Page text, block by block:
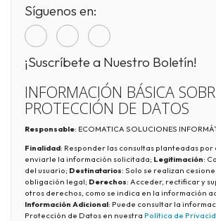
Síguenos en:
¡Suscríbete a Nuestro Boletín!
INFORMACIÓN BÁSICA
PROTECCIÓN DE DATOS
Responsable: ECOMATICA SOLUCIONES
Finalidad: Responder las consultas planteadas por
enviarle la información solicitada; Legitimación:
del usuario; Destinatarios: Solo se realizan
obligación legal; Derechos: Acceder, rectificar y
otros derechos, como se indica en la información
Información Adicional: Puede consultar la
Protección de Datos en nuestra Política de